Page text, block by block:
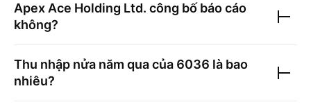
Apex Ace Holding Ltd. công bố báo cáo
không?
Thu nhập nửa năm qua của 6036 là bao
nhiêu?